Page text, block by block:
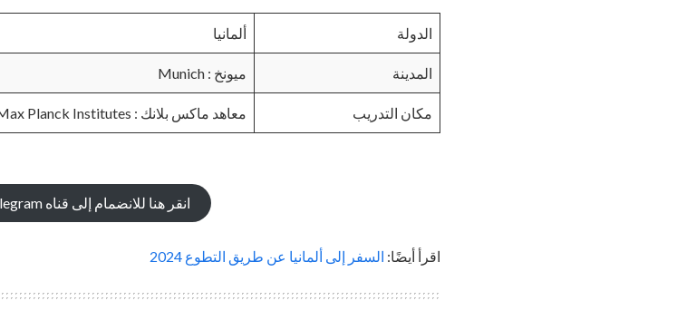
الدولة ألمانيا
المدينة ميونخ : Munich
مكان التدريب معاهد ماكس بلانك : Max Planck Institutes
انقر هنا للانضمام إلى قناه Telegram
اقرأ أيضًا: السفر إلى ألمانيا عن طريق التطوع 2024